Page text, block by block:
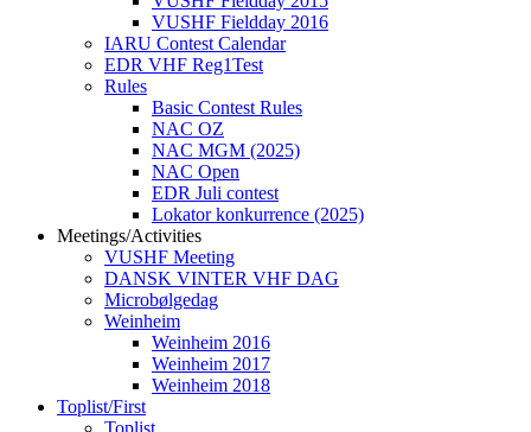
VUSHF Fieldday 2016
IARU Contest Calendar
EDR VHF Reg1Test
Rules
Basic Contest Rules
NAC OZ
NAC MGM (2025)
NAC Open
EDR Juli contest
Lokator konkurrence (2025)
Meetings/Activities
VUSHF Meeting
DANSK VINTER VHF DAG
Microbølgedag
Weinheim
Weinheim 2016
Weinheim 2017
Weinheim 2018
Toplist/First
Toplist